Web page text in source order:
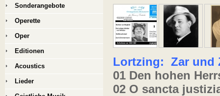
Lortzing: Zar und
01 Den hohen
02 O sancta
Sonderangebote
Operette
Oper
Editionen
Acoustics
Lieder